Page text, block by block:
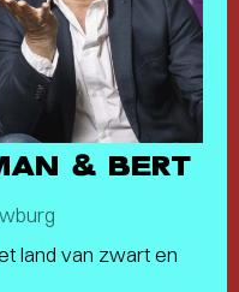
& BERT
land van zwart en